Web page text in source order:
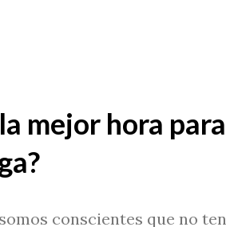
En estos tiempos sería
la moneda
mejor hora
conscientes que no